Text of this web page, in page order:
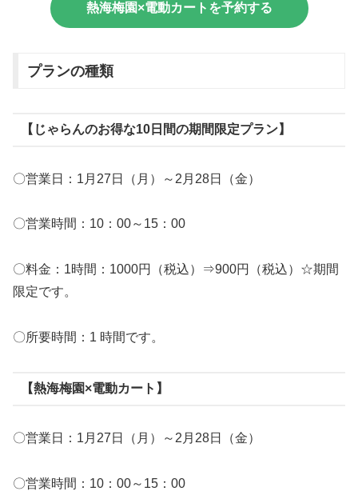
熱海梅園×電動カートを予約する
プランの種類
【じゃらんのお得な10日間の期間限定プラン】
〇営業日：1月27日（月）～2月28日（金）
〇営業時間：10：00～15：00
〇料金：1時間：1000円（税込）⇒900円（税込）☆期間
限定です。
〇所要時間：1 時間です。
【熱海梅園×電動カート】
〇営業日：1月27日（月）～2月28日（金）
〇営業時間：10：00～15：00